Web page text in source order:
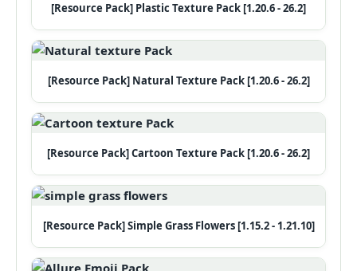
[Resource Pack] Plastic Texture Pack [1.20.6 - 26.2]
[Resource Pack] Natural Texture Pack [1.20.6 - 26.2]
[Resource Pack] Cartoon Texture Pack [1.20.6 - 26.2]
[Resource Pack] Simple Grass Flowers [1.15.2 - 1.21.10]